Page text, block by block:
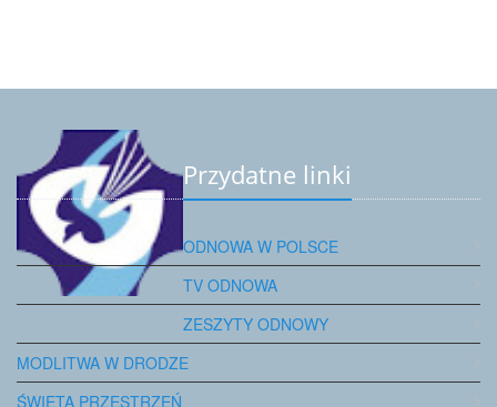
Przydatne linki
ODNOWA W POLSCE
TV ODNOWA
ZESZYTY ODNOWY
MODLITWA W DRODZE
ŚWIĘTA PRZESTRZEŃ